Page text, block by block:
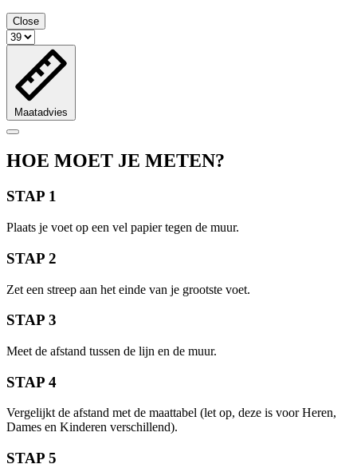
Close
Maatadvies
HOE MOET JE METEN?
STAP 1
Plaats je voet op een vel papier tegen de muur.
STAP 2
Zet een streep aan het einde van je grootste voet.
STAP 3
Meet de afstand tussen de lijn en de muur.
STAP 4
Vergelijkt de afstand met de maattabel (let op, deze is voor Heren,
Dames en Kinderen verschillend).
STAP 5